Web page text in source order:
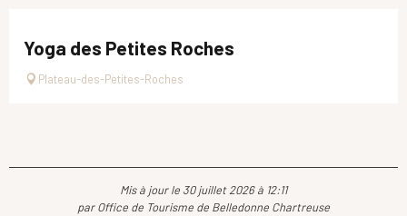
Yoga des Petites Roches
Plateau-des-Petites-Roches
Mis à jour le 30 juillet 2026 à 12:11
par Office de Tourisme de Belledonne Chartreuse